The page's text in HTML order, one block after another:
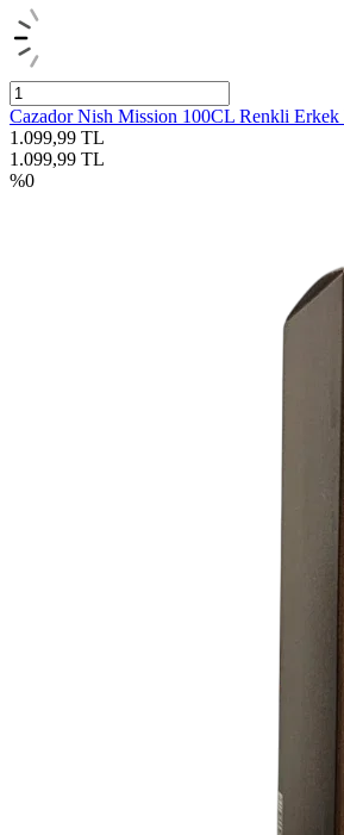
Cazador Nish Mission 100CL Renkli Erkek
1.099,99 TL
1.099,99 TL
%0